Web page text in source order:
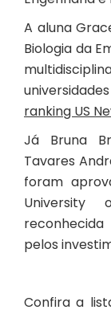
A aluna
Biologia da
ranking US
Já Bruna
Tavares
foram
pelos
Confira a